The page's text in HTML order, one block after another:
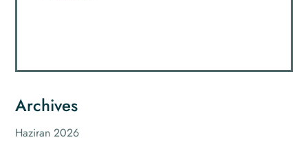
Archives
Haziran 2026